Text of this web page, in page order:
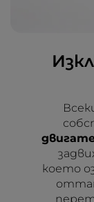
което